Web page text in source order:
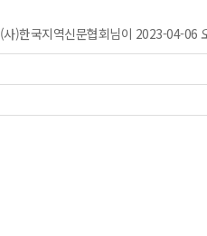
(사)한국지역신문협회님이 2023-04-06